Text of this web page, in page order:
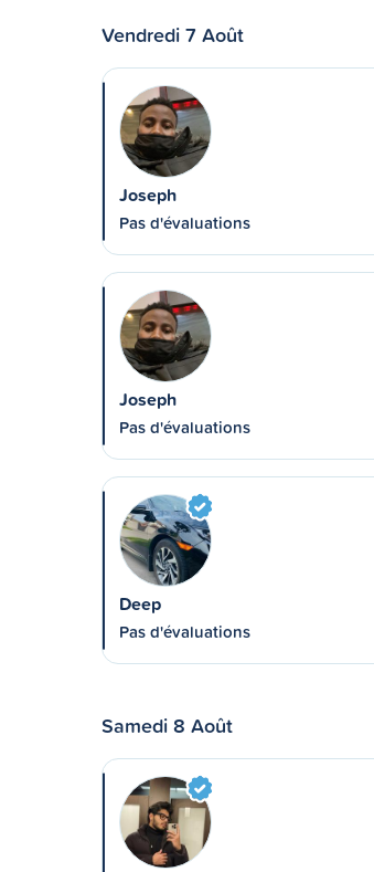
Vendredi 7 Août
Joseph
Pas d'évaluations
Joseph
Pas d'évaluations
Deep
Pas d'évaluations
Samedi 8 Août